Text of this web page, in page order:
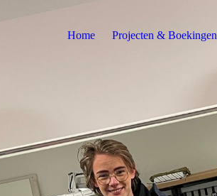
Home Projecten & Boekingen